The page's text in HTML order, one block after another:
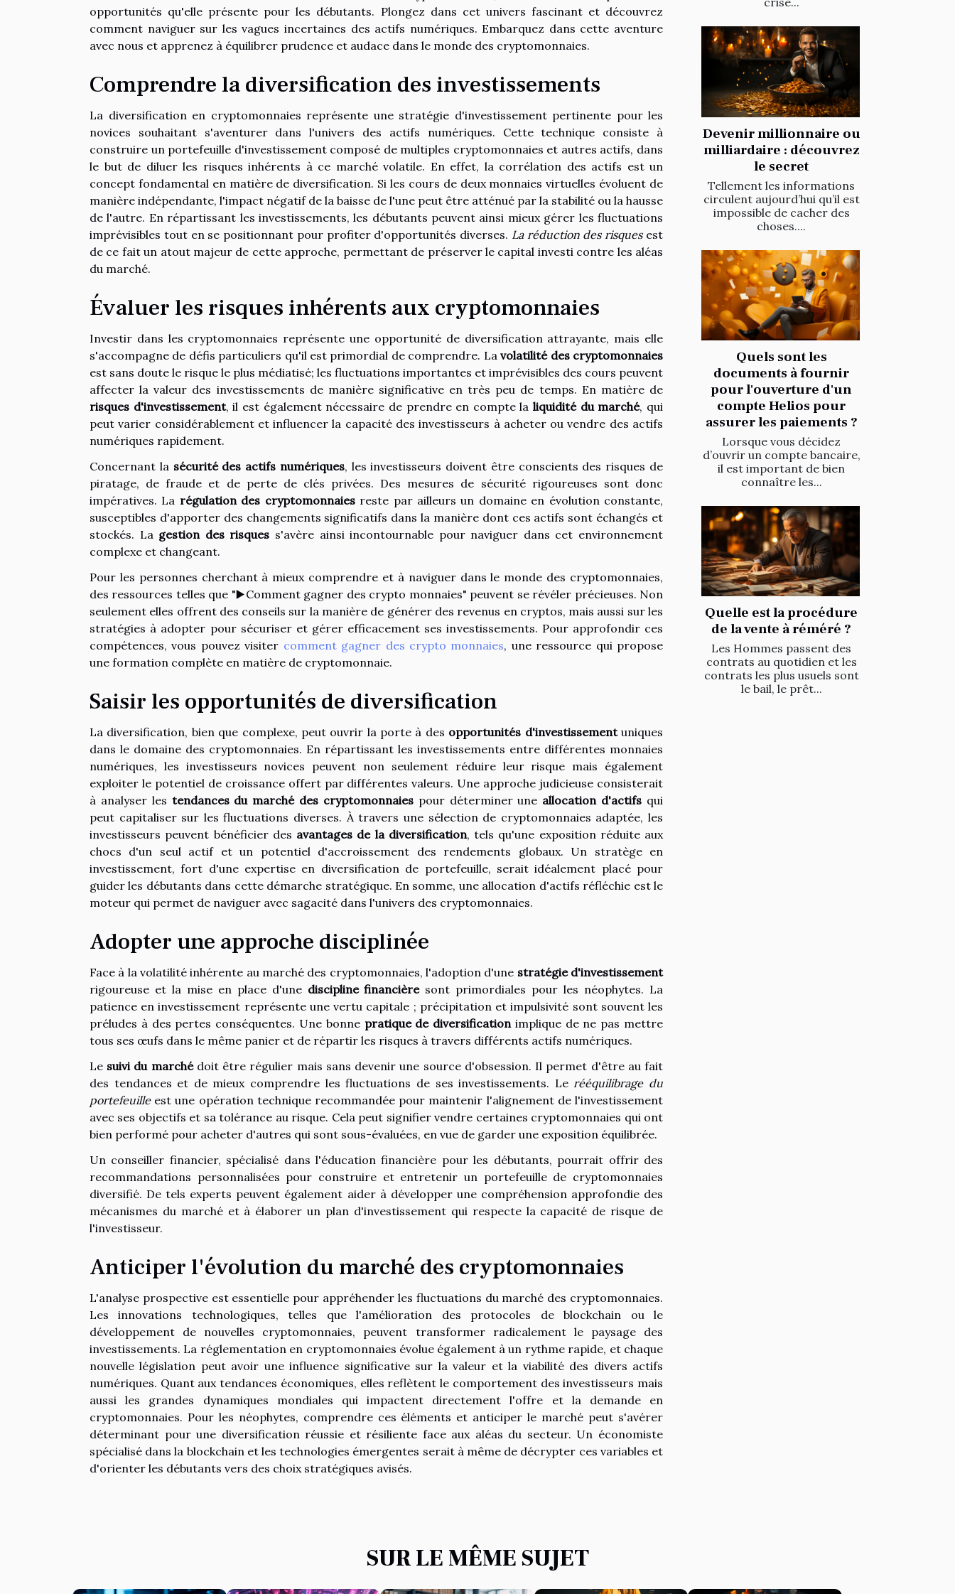
opportunités qu'elle présente pour les débutants. Plongez dans cet univers fascinant et découvrez
comment naviguer sur les vagues incertaines des actifs numériques. Embarquez dans cette aventure
avec nous et apprenez à équilibrer prudence et audace dans le monde des cryptomonnaies.
Comprendre la diversification des investissements
La diversification en cryptomonnaies représente une stratégie d'investissement pertinente pour les
novices souhaitant s'aventurer dans l'univers des actifs numériques. Cette technique consiste à
construire un portefeuille d'investissement composé de multiples cryptomonnaies et autres actifs, dans
le but de diluer les risques inhérents à ce marché volatile. En effet, la corrélation des actifs est un
concept fondamental en matière de diversification. Si les cours de deux monnaies virtuelles évoluent de
manière indépendante, l'impact négatif de la baisse de l'une peut être atténué par la stabilité ou la hausse
de l'autre. En répartissant les investissements, les débutants peuvent ainsi mieux gérer les fluctuations
imprévisibles tout en se positionnant pour profiter d'opportunités diverses. La réduction des risquesest
de ce fait un atout majeur de cette approche, permettant de préserver le capital investi contre les aléas
du marché.
Évaluer les risques inhérents aux cryptomonnaies
Investir dans les cryptomonnaies représente une opportunité de diversification attrayante, mais elle
s'accompagne de défis particuliers qu'il est primordial de comprendre. Lavolatilité des cryptomonnaies
est sans doute le risque le plus médiatisé; les fluctuations importantes et imprévisibles des cours peuvent
affecter la valeur des investissements de manière significative en très peu de temps. En matière de
risques d'investissement, il est également nécessaire de prendre en compte laliquidité du marché, qui
peut varier considérablement et influencer la capacité des investisseurs à acheter ou vendre des actifs
numériques rapidement.
Concernant la sécurité des actifs numériques, les investisseurs doivent être conscients des risques de
piratage, de fraude et de perte de clés privées. Des mesures de sécurité rigoureuses sont donc
impératives. La régulation des cryptomonnaiesreste par ailleurs un domaine en évolution constante,
susceptibles d'apporter des changements significatifs dans la manière dont ces actifs sont échangés et
stockés. La gestion des risques s'avère ainsi incontournable pour naviguer dans cet environnement
complexe et changeant.
Pour les personnes cherchant à mieux comprendre et à naviguer dans le monde des cryptomonnaies,
des ressources telles que "▶️Comment gagner des crypto monnaies" peuvent se révéler précieuses. Non
seulement elles offrent des conseils sur la manière de générer des revenus en cryptos, mais aussi sur les
stratégies à adopter pour sécuriser et gérer efficacement ses investissements. Pour approfondir ces
compétences, vous pouvez visiter comment gagner des crypto monnaies, une ressource qui propose
une formation complète en matière de cryptomonnaie.
Saisir les opportunités de diversification
La diversification, bien que complexe, peut ouvrir la porte à des opportunités d'investissementuniques
dans le domaine des cryptomonnaies. En répartissant les investissements entre différentes monnaies
numériques, les investisseurs novices peuvent non seulement réduire leur risque mais également
exploiter le potentiel de croissance offert par différentes valeurs. Une approche judicieuse consisterait
à analyser les tendances du marché des cryptomonnaiespour déterminer une allocation d'actifs qui
peut capitaliser sur les fluctuations diverses. À travers une sélection de cryptomonnaies adaptée, les
investisseurs peuvent bénéficier des avantages de la diversification, tels qu'une exposition réduite aux
chocs d'un seul actif et un potentiel d'accroissement des rendements globaux. Un stratège en
investissement, fort d'une expertise en diversification de portefeuille, serait idéalement placé pour
guider les débutants dans cette démarche stratégique. En somme, une allocation d'actifs réfléchie est le
moteur qui permet de naviguer avec sagacité dans l'univers des cryptomonnaies.
Adopter une approche disciplinée
Face à la volatilité inhérente au marché des cryptomonnaies, l'adoption d'une stratégie d'investissement
rigoureuse et la mise en place d'une discipline financièresont primordiales pour les néophytes. La
patience en investissement représente une vertu capitale ; précipitation et impulsivité sont souvent les
préludes à des pertes conséquentes. Une bonne pratique de diversificationimplique de ne pas mettre
tous ses œufs dans le même panier et de répartir les risques à travers différents actifs numériques.
Le suivi du marchédoit être régulier mais sans devenir une source d'obsession. Il permet d'être au fait
des tendances et de mieux comprendre les fluctuations de ses investissements. Lerééquilibrage du
portefeuilleest une opération technique recommandée pour maintenir l'alignement de l'investissement
avec ses objectifs et sa tolérance au risque. Cela peut signifier vendre certaines cryptomonnaies qui ont
bien performé pour acheter d'autres qui sont sous-évaluées, en vue de garder une exposition équilibrée.
Un conseiller financier, spécialisé dans l'éducation financière pour les débutants, pourrait offrir des
recommandations personnalisées pour construire et entretenir un portefeuille de cryptomonnaies
diversifié. De tels experts peuvent également aider à développer une compréhension approfondie des
mécanismes du marché et à élaborer un plan d'investissement qui respecte la capacité de risque de
l'investisseur.
Anticiper l'évolution du marché des cryptomonnaies
L'analyse prospective est essentielle pour appréhender les fluctuations du marché des cryptomonnaies.
Les innovations technologiques, telles que l'amélioration des protocoles de blockchain ou le
développement de nouvelles cryptomonnaies, peuvent transformer radicalement le paysage des
investissements. La réglementation en cryptomonnaies évolue également à un rythme rapide, et chaque
nouvelle législation peut avoir une influence significative sur la valeur et la viabilité des divers actifs
numériques. Quant aux tendances économiques, elles reflètent le comportement des investisseurs mais
aussi les grandes dynamiques mondiales qui impactent directement l'offre et la demande en
cryptomonnaies. Pour les néophytes, comprendre ces éléments et anticiper le marché peut s'avérer
déterminant pour une diversification réussie et résiliente face aux aléas du secteur. Un économiste
spécialisé dans la blockchain et les technologies émergentes serait à même de décrypter ces variables et
d'orienter les débutants vers des choix stratégiques avisés.
Devenir millionnaire ou
milliardaire : découvrez
le secret
Tellement les informations
circulent aujourd’hui qu’il est
impossible de cacher des
choses....
Quels sont les
documents à fournir
pour l'ouverture d'un
compte Helios pour
assurer les paiements ?
Lorsque vous décidez
d’ouvrir un compte bancaire,
il est important de bien
connaître les...
Quelle est la procédure
de la vente à réméré ?
Les Hommes passent des
contrats au quotidien et les
contrats les plus usuels sont
le bail, le prêt...
SUR LE MÊME SUJET